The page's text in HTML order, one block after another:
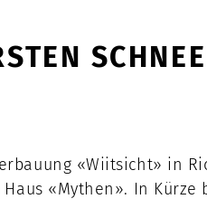
«Wiitsicht» in
«Mythen». In